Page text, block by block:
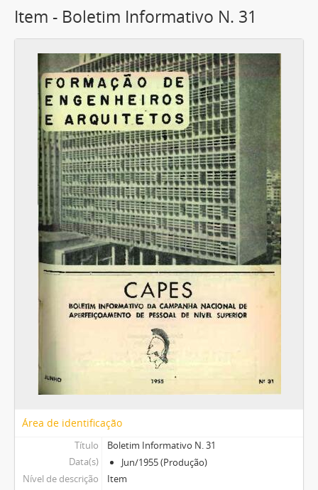
Item - Boletim Informativo N. 31
Área de identificação
Título
Boletim Informativo N. 31
Data(s)
Jun/1955 (Produção)
Nível de descrição
Item